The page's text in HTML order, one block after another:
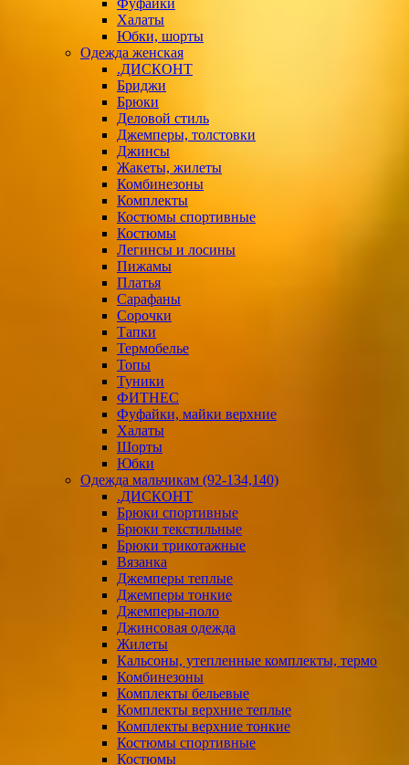
Фуфайки
Халаты
Юбки, шорты
Одежда женская
.ДИСКОНТ
Бриджи
Брюки
Деловой стиль
Джемперы, толстовки
Джинсы
Жакеты, жилеты
Комбинезоны
Комплекты
Костюмы спортивные
Костюмы
Легинсы и лосины
Пижамы
Платья
Сарафаны
Сорочки
Тапки
Термобелье
Топы
Туники
ФИТНЕС
Фуфайки, майки верхние
Халаты
Шорты
Юбки
Одежда мальчикам (92-134,140)
.ДИСКОНТ
Брюки спортивные
Брюки текстильные
Брюки трикотажные
Вязанка
Джемперы теплые
Джемперы тонкие
Джемперы-поло
Джинсовая одежда
Жилеты
Кальсоны, утепленные комплекты, термо
Комбинезоны
Комплекты бельевые
Комплекты верхние теплые
Комплекты верхние тонкие
Костюмы спортивные
Костюмы